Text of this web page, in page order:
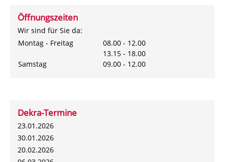
Öffnungszeiten
Wir sind für Sie da:
Montag - Freitag
08.00 - 12.00
13.15 - 18.00
Samstag
09.00 - 12.00
Dekra-Termine
23.01.2026
30.01.2026
20.02.2026